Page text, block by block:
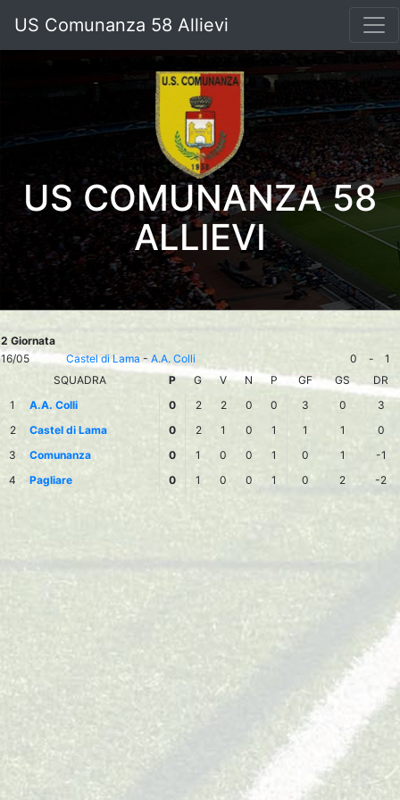
US Comunanza 58 Allievi
US COMUNANZA 58
ALLIEVI
2 Giornata
16/05
Castel di Lama- A.A. Colli 0 -
1
SQUADRA
P G V N P GF GS
DR
1
A.A. Colli 0 2 2 0 0 3 0
3
2
Castel di Lama 0 2 1 0 1 1 1
0
3
Comunanza 0 1 0 0 1 0 1
-1
4
Pagliare 0 1 0 0 1 0 2 -2